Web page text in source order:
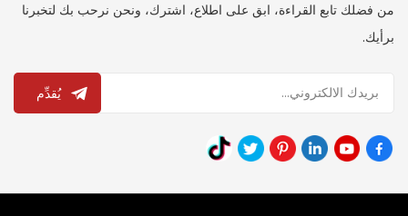
من فضلك تابع القراءة، ابق على اطلاع، اشترك، ونحن نرحب بك لتخبرنا
برأيك.
يُقدِّم